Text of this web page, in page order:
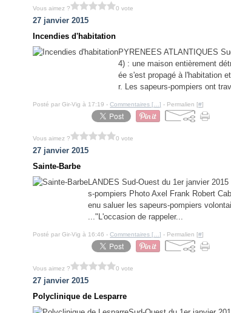
Vous aimez ? 0 vote
27 janvier 2015
Incendies d'habitation
PYRENEES ATLANTIQUES
4) : une maison entièrement
ée s'est propagé à l'habitation
r. Les sapeurs-pompiers ont
Posté par Gir-Vig à 17:19 -Commentaires [ …] - Permalien [#]
Vous aimez ? 0 vote
27 janvier 2015
Sainte-Barbe
LANDES Sud-Ouest du 1er janvier
s-pompiers Photo Axel Frank Robert
enu saluer les sapeurs-pompiers
..."L'occasion de rappeler...
Posté par Gir-Vig à 16:46 -Commentaires [ …] - Permalien [#]
Vous aimez ? 0 vote
27 janvier 2015
Polyclinique de Lesparre